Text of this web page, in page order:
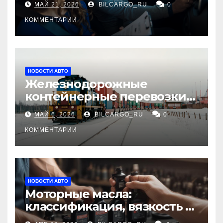
МАЙ 21, 2026 BILCARGO_RU 0
КОММЕНТАРИИ
НОВОСТИ АВТО
Железнодорожные
контейнерные перевозки
из Китая в Россию:
маршруты, сроки и
требования
МАЙ 6, 2026 BILCARGO_RU 0
КОММЕНТАРИИ
НОВОСТИ АВТО
Моторные масла:
классификация, вязкость и
рекомендации по выбору